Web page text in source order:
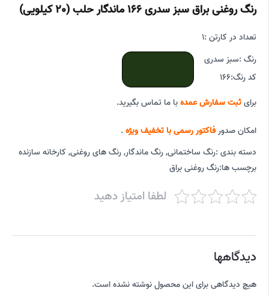
رنگ روغنی براق سبز سدری 166 ماندگار حلب (20 کیلویی)
تعداد در کارتن :1
رنگ :سبز سدری
کد رنگ:166
برایثبت سفارش عمدهبا ما تماس بگیرید.
امکان صدورفاکتور رسمی با تخفیف ویژه .
دسته بندی :رنگ ساختمانی,رنگ ماندگار,رنگ های روغنی, کارخانه سازنده
برچسب ها:رنگ روغنی براق
لطفا امتیاز دهید
دیدگاهها
هیچ دیدگاهی برای این محصول نوشته نشده است.